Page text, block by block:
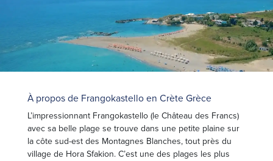
À propos de Frangokastello en Crète Grèce
L’impressionnant Frangokastello (le Château des Francs)
avec sa belle plage se trouve dans une petite plaine sur
la côte sud-est des Montagnes Blanches, tout près du
village de Hora Sfakion. C’est une des plages les plus